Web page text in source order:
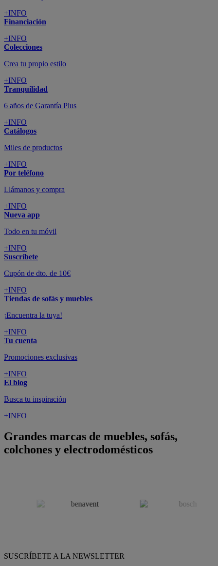
+INFO
Financiación
+INFO
Colecciones
Crea tu propio estilo
+INFO
Tranquilidad
6 años de Garantía Plus
+INFO
Catálogos
Miles de productos
+INFO
Por teléfono
Llámanos y compra
+INFO
Nueva app
Todo en tu móvil
+INFO
Suscríbete
Cupón de dto. de 10€
+INFO
Tiendas de sofás y muebles
¡Encuentra la tuya!
+INFO
Tu cuenta
Promociones exclusivas
+INFO
El blog
Busca tu inspiración
+INFO
Grandes marcas de muebles, sofás,
colchones y electrodomésticos
SUSCRÍBETE A LA NEWSLETTER